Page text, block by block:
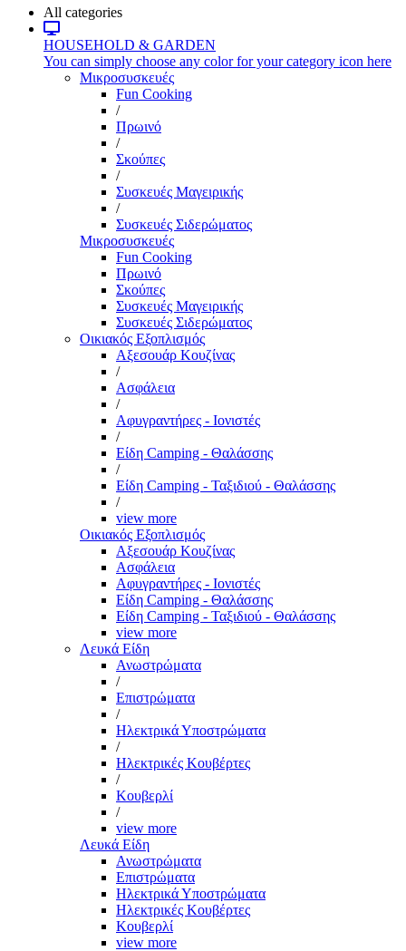
All categories
HOUSEHOLD & GARDEN
You can simply choose any color for your category icon here
Μικροσυσκευές
Fun Cooking
/
Πρωινό
/
Σκούπες
/
Συσκευές Μαγειρικής
/
Συσκευές Σιδερώματος
Μικροσυσκευές
Fun Cooking
Πρωινό
Σκούπες
Συσκευές Μαγειρικής
Συσκευές Σιδερώματος
Οικιακός Εξοπλισμός
Αξεσουάρ Κουζίνας
/
Ασφάλεια
/
Αφυγραντήρες - Ιονιστές
/
Είδη Camping - Θαλάσσης
/
Είδη Camping - Ταξιδιού - Θαλάσσης
/
view more
Οικιακός Εξοπλισμός
Αξεσουάρ Κουζίνας
Ασφάλεια
Αφυγραντήρες - Ιονιστές
Είδη Camping - Θαλάσσης
Είδη Camping - Ταξιδιού - Θαλάσσης
view more
Λευκά Είδη
Ανωστρώματα
/
Επιστρώματα
/
Ηλεκτρικά Υποστρώματα
/
Ηλεκτρικές Κουβέρτες
/
Κουβερλί
/
view more
Λευκά Είδη
Ανωστρώματα
Επιστρώματα
Ηλεκτρικά Υποστρώματα
Ηλεκτρικές Κουβέρτες
Κουβερλί
view more